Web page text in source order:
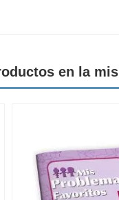
en la